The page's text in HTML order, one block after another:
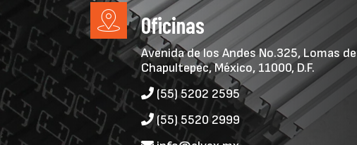
Oficinas
Avenida de los Andes No.325, Lomas de
Chapultepec, México, 11000, D.F.
(55) 5202 2595
(55) 5520 2999